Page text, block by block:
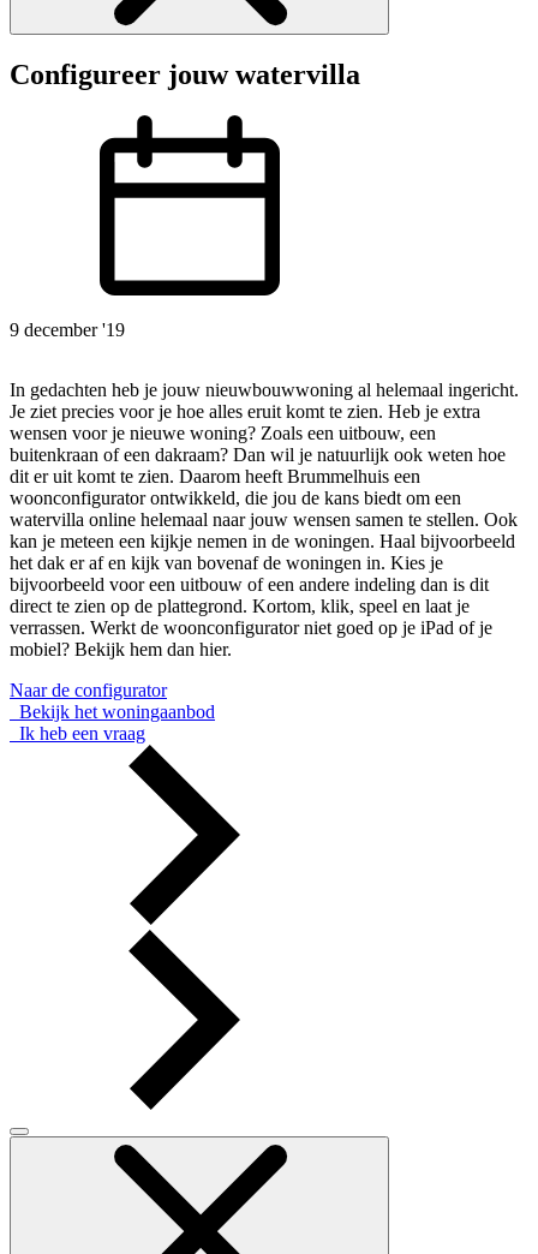
Configureer jouw watervilla
9 december '19
In gedachten heb je jouw nieuwbouwwoning al helemaal ingericht.
Je ziet precies voor je hoe alles eruit komt te zien. Heb je extra
wensen voor je nieuwe woning? Zoals een uitbouw, een
buitenkraan of een dakraam? Dan wil je natuurlijk ook weten hoe
dit er uit komt te zien. Daarom heeft Brummelhuis een
woonconfigurator ontwikkeld, die jou de kans biedt om een
watervilla online helemaal naar jouw wensen samen te stellen. Ook
kan je meteen een kijkje nemen in de woningen. Haal bijvoorbeeld
het dak er af en kijk van bovenaf de woningen in. Kies je
bijvoorbeeld voor een uitbouw of een andere indeling dan is dit
direct te zien op de plattegrond. Kortom, klik, speel en laat je
verrassen. Werkt de woonconfigurator niet goed op je iPad of je
mobiel? Bekijk hem dan hier.
Naar de configurator
Bekijk het woningaanbod
Ik heb een vraag